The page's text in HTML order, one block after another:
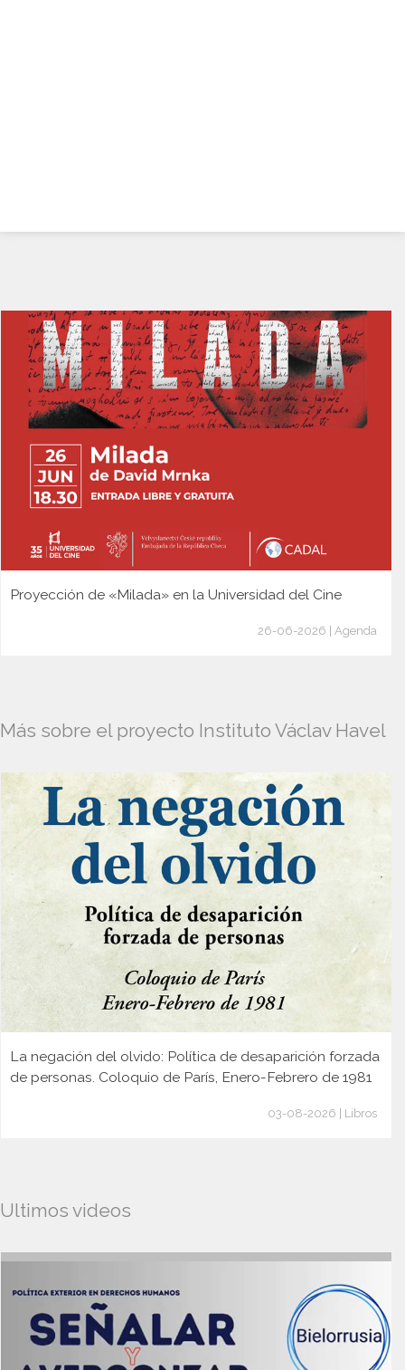
Proyección de «Milada» en la Universidad del Cine
26-06-2026 | Agenda
Más sobre el proyecto Instituto Václav Havel
La negación del olvido: Política de desaparición forzada
de personas. Coloquio de París, Enero-Febrero de 1981
03-08-2026 | Libros
Ultimos videos